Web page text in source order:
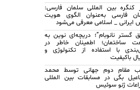
کنگره بین المللی سلمان فارسی:
فارسی به‌عنوان الگوی هویت
ایرانی _ اسلامی معرفی می‌شود
گستر نانوبام”؛ دریچه‌ای نوین به
ساختمان؛ اطمینان خاطر در
با استفاده از تکنولوژی و
باکیفیت
مقام دوم جهانی توسط محمد
بگی در مسابقات بین المللی
ژنو سوئیس